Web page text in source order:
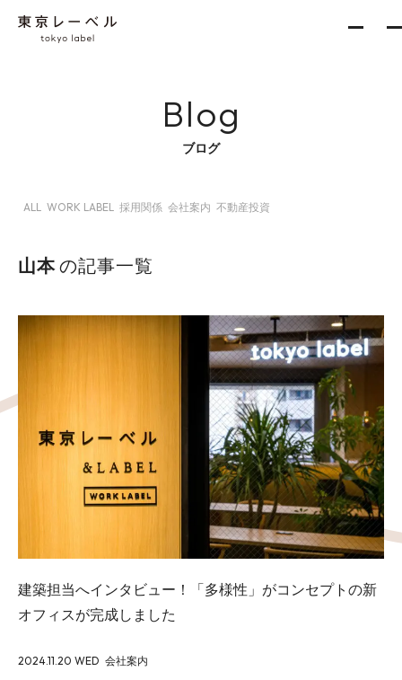
Services
新築一棟企画事業
収益不動産開発事業
Seminar
Blog
ブログ
ALL WORK LABEL 採用関係 会社案内 不動産投資
山本の記事一覧
建築担当へインタビュー！「多様性」がコンセプトの新
オフィスが完成しました
2024.11.20 WED 会社案内